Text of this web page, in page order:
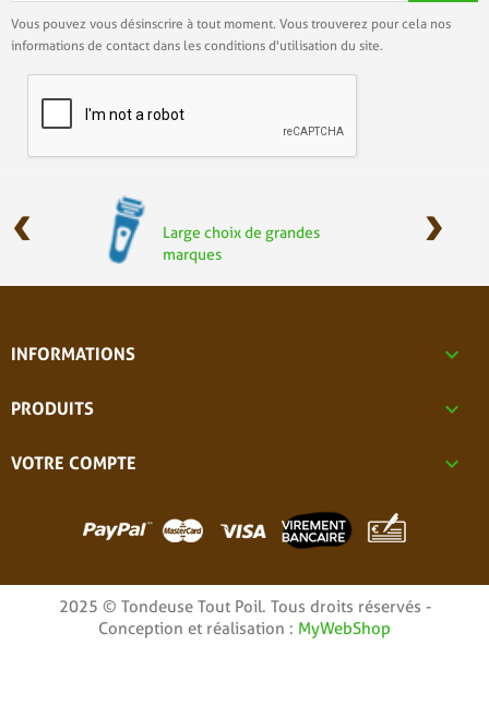
Vous pouvez vous désinscrire à tout moment. Vous trouverez pour cela nos
informations de contact dans les conditions d'utilisation du site.
Large choix de grandes
marques
‹ ›
INFORMATIONS 
PRODUITS 
VOTRE COMPTE 
2025 © Tondeuse Tout Poil. Tous droits réservés -
Conception et réalisation : MyWebShop